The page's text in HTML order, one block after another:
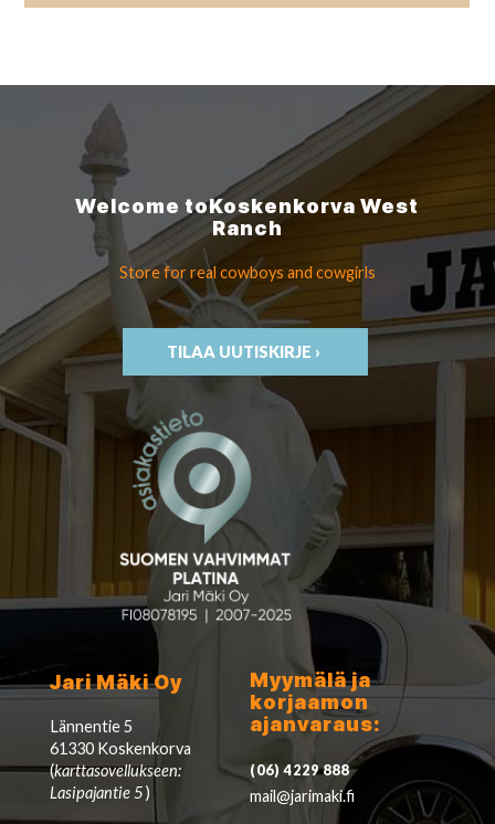
Welcome toKoskenkorvaWest
Ranch
Store for real cowboys and cowgirls
TILAA UUTISKIRJE ›
Jari Mäki Oy
Lännentie 5
61330 Koskenkorva
(karttasovellukseen:
Lasipajantie 5)
Myymälä ja
korjaamon
ajanvaraus:
(06) 4229 888
mail@jarimaki.fi